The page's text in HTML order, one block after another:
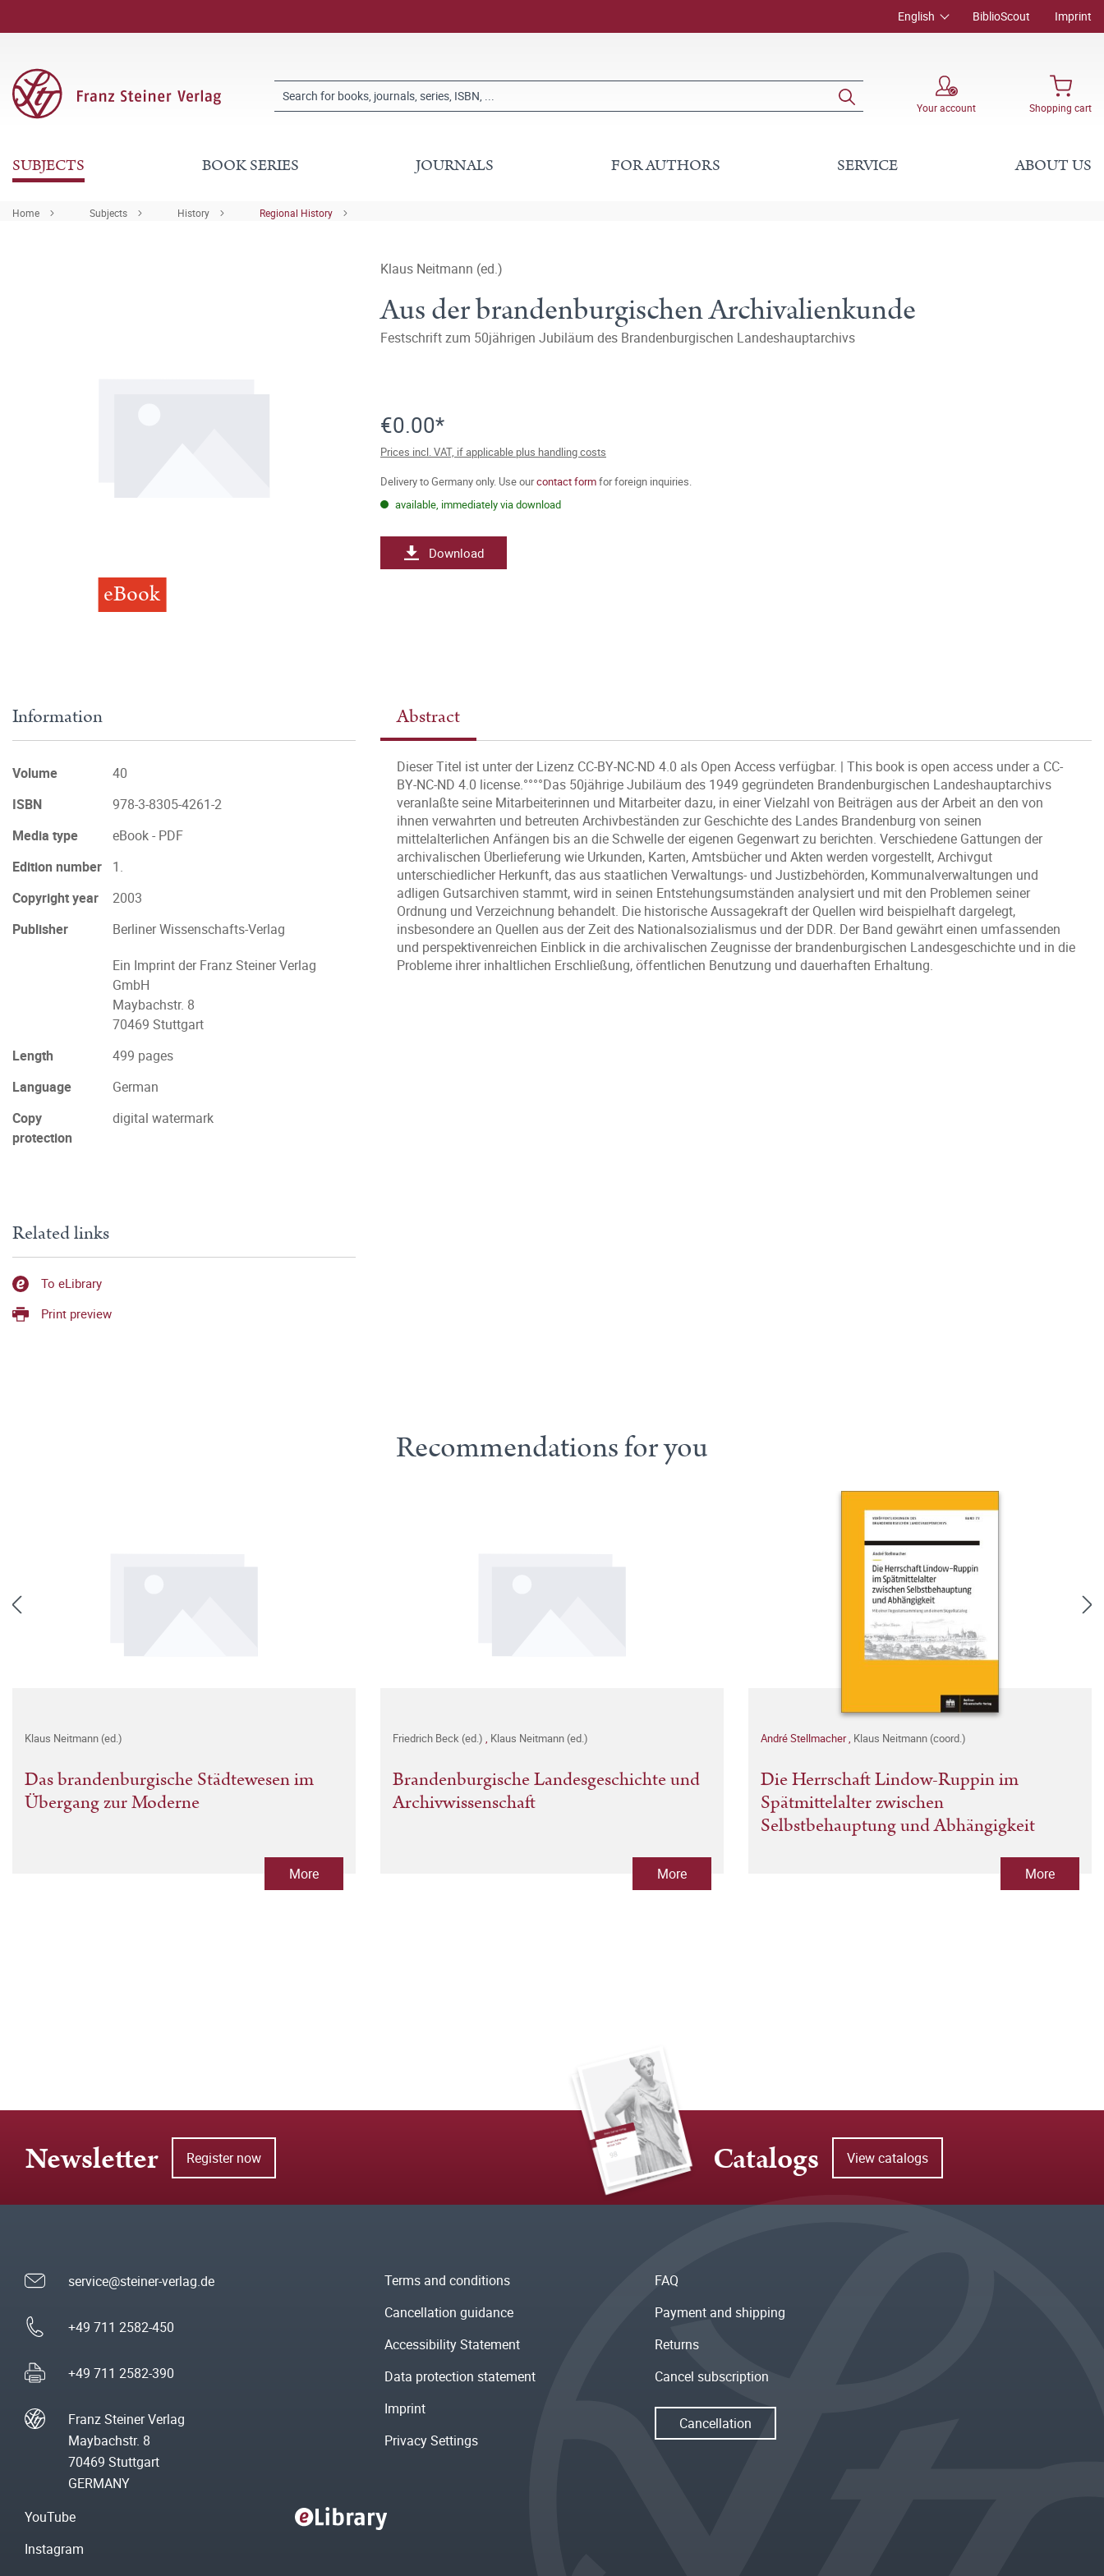
English BiblioScout Imprint
Your account Shopping cart
SUBJECTS BOOK SERIES JOURNALS FOR AUTHORS SERVICE ABOUT US
Home Subjects History Regional History
eBook
Klaus Neitmann (ed.)
Aus der brandenburgischen Archivalienkunde
Festschrift zum 50jährigen Jubiläum des Brandenburgischen Landeshauptarchivs
€0.00*
Prices incl. VAT, if applicable plus handling costs
Delivery to Germany only. Use ourcontact formfor foreign inquiries.
available, immediately via download
Download
Abstract
Dieser Titel ist unter der Lizenz CC-BY-NC-ND 4.0 als Open Access verfügbar. | This book is open access under a CC-
BY-NC-ND 4.0 license.°°°°Das 50jährige Jubiläum des 1949 gegründeten Brandenburgischen Landeshauptarchivs
veranlaßte seine Mitarbeiterinnen und Mitarbeiter dazu, in einer Vielzahl von Beiträgen aus der Arbeit an den von
ihnen verwahrten und betreuten Archivbeständen zur Geschichte des Landes Brandenburg von seinen
mittelalterlichen Anfängen bis an die Schwelle der eigenen Gegenwart zu berichten. Verschiedene Gattungen der
archivalischen Überlieferung wie Urkunden, Karten, Amtsbücher und Akten werden vorgestellt, Archivgut
unterschiedlicher Herkunft, das aus staatlichen Verwaltungs- und Justizbehörden, Kommunalverwaltungen und
adligen Gutsarchiven stammt, wird in seinen Entstehungsumständen analysiert und mit den Problemen seiner
Ordnung und Verzeichnung behandelt. Die historische Aussagekraft der Quellen wird beispielhaft dargelegt,
insbesondere an Quellen aus der Zeit des Nationalsozialismus und der DDR. Der Band gewährt einen umfassenden
und perspektivenreichen Einblick in die archivalischen Zeugnisse der brandenburgischen Landesgeschichte und in die
Probleme ihrer inhaltlichen Erschließung, öffentlichen Benutzung und dauerhaften Erhaltung.
Information
Volume
40
ISBN
978-3-8305-4261-2
Media type
eBook - PDF
Edition number
1.
Copyright year
2003
Publisher
Berliner Wissenschafts-Verlag
Ein Imprint der Franz Steiner Verlag
GmbH
Maybachstr. 8
70469 Stuttgart
Length
499 pages
Language
German
Copy
protection
digital watermark
Related links
To eLibrary
Print preview
Recommendations for you
Klaus Neitmann (ed.)
Das brandenburgische Städtewesen im
Übergang zur Moderne
More
Friedrich Beck (ed.) Klaus Neitmann (ed.)
Brandenburgische Landesgeschichte und
Archivwissenschaft
More
André Stellmacher Klaus Neitmann (coord.)
Die Herrschaft Lindow-Ruppin im
Spätmittelalter zwischen
Selbstbehauptung und Abhängigkeit
More
Newsletter Register now Catalogs View catalogs
service@steiner-verlag.de
+49 711 2582-450
+49 711 2582-390
Franz Steiner Verlag
Maybachstr. 8
70469 Stuttgart
GERMANY
Terms and conditions
Cancellation guidance
Accessibility Statement
Data protection statement
Imprint
Privacy Settings
FAQ
Payment and shipping
Returns
Cancel subscription
Cancellation
YouTube
Instagram